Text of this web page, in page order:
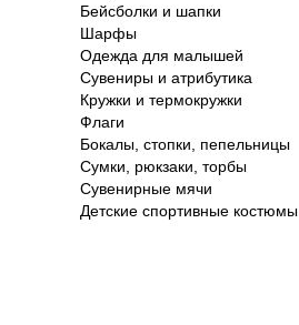
Бейсболки и шапки
Шарфы
Одежда для малышей
Сувениры и атрибутика
Кружки и термокружки
Флаги
Бокалы, стопки, пепельницы
Сумки, рюкзаки, торбы
Сувенирные мячи
Детские спортивные костюмы